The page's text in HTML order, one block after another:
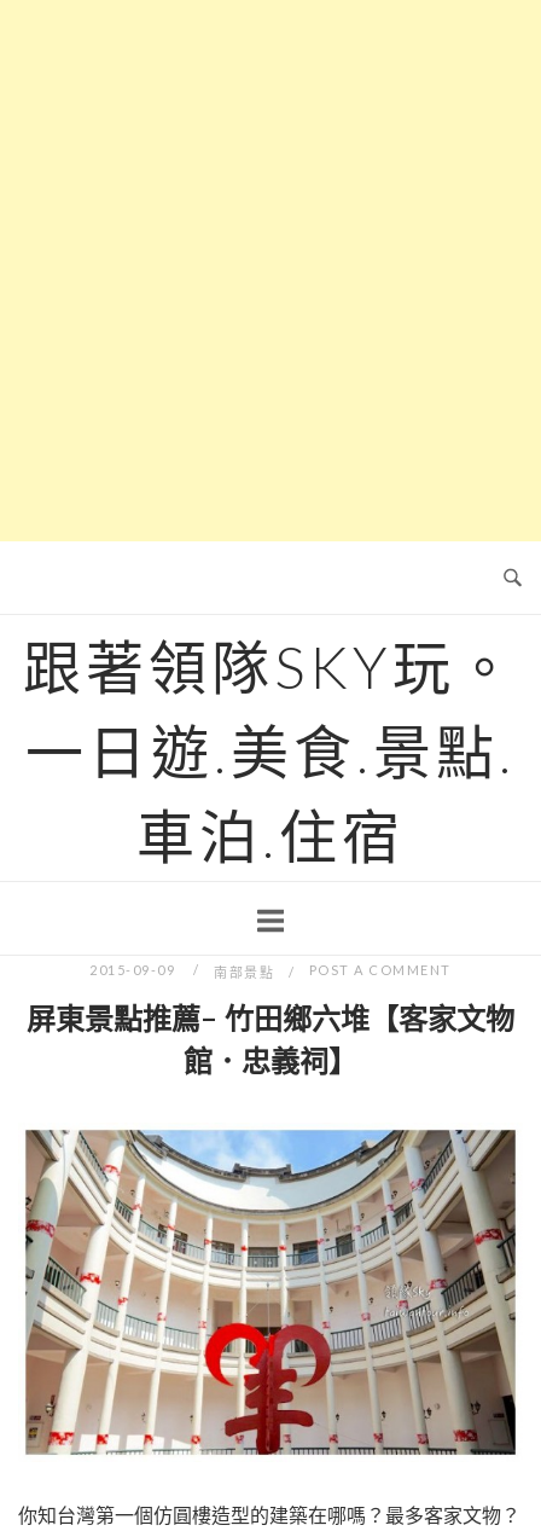
跟著領隊SKY玩。
一日遊.美食.景點.
車泊.住宿
2015-09-09 南部景點 POST A COMMENT
屏東景點推薦- 竹田鄉六堆【客家文物
館．忠義祠】
你知台灣第一個仿圓樓造型的建築在哪嗎？最多客家文物？